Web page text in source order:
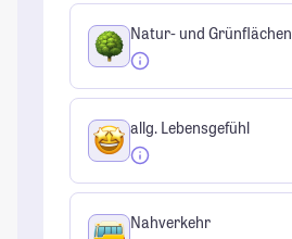
Natur- und Grünflächen
allg. Lebensgefühl
Nahverkehr